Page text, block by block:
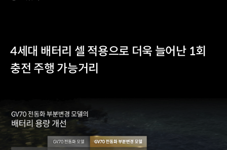
4세대 배터리 셀 적용으로 더욱 늘어난 1회
충전 주행 가능거리